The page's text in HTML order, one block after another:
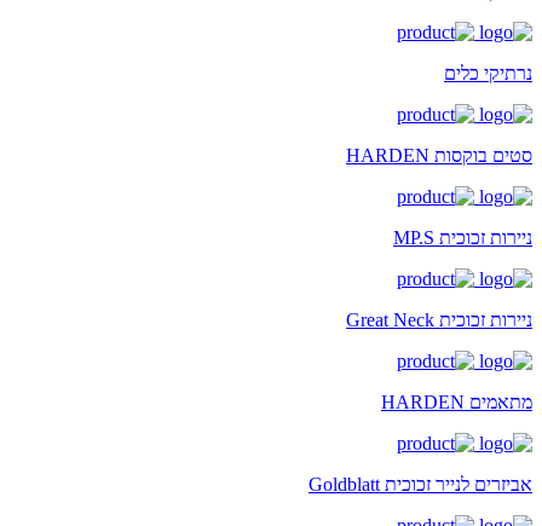
נרתיקי כלים
סטים בוקסות HARDEN
ניירות זכוכית MP.S
ניירות זכוכית Great Neck
מתאמים HARDEN
אביזרים לנייר זכוכית Goldblatt